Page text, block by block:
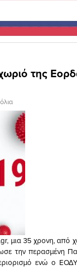
της
μια 35 χρονη, από
την περασμένη
ενώ ο ΕΟΔΥ